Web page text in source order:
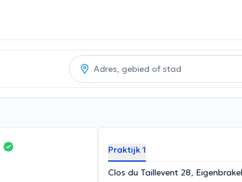
Praktijk 1
Clos du Taillevent 28, Eigenbrakel